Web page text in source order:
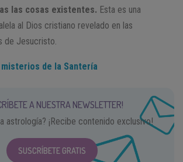
las cosas existentes. Esta es una
al Dios cristiano revelado en las
de Jesucristo.
de la Santería
A NUESTRA NEWSLETTER!
astrología? ¡Recibe contenido exclusivo!
SUSCRÍBETE GRATIS